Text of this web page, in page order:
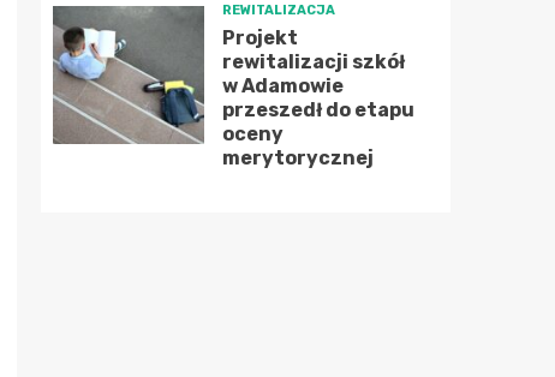
REWITALIZACJA
Projekt
rewitalizacji szkół
w Adamowie
przeszedł do etapu
oceny
merytorycznej